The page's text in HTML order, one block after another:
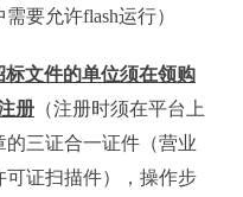
要允许flash运行）
标文件的单位须在领购
册 （注册时须在平台上
三证合一证件（营业
证扫描件），操作步